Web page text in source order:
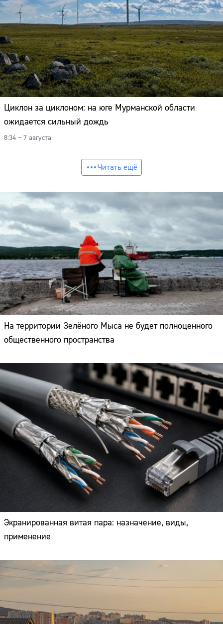
Циклон за циклоном: на юге Мурманской области
ожидается сильный дождь
8:34 – 7 августа
Читать ещё
На территории Зелёного Мыса не будет полноценного
общественного пространства
Экранированная витая пара: назначение, виды,
применение